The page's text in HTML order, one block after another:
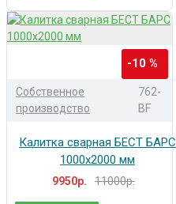
-10 %
Собственное
производство
762-
BF
Калитка сварная БЕСТ БАРС
1000x2000 мм
9950р. 11000р.